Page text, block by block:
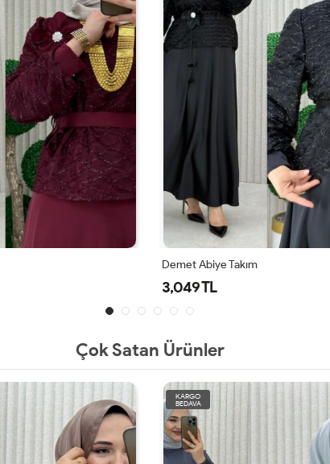
Demet Abiye Takım
3,049 TL
Çok Satan Ürünler
KARGO
BEDAVA